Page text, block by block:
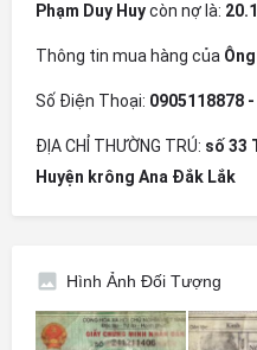
Phạm Duy Huycòn nợ là:
Thông tin mua hàng của
Số Điện Thoại: 0905118878
ĐỊA CHỈ THƯỜNG TRÚ: số 33
Huyện krông Ana Đắk Lắk
Hình Ảnh Đối Tượng